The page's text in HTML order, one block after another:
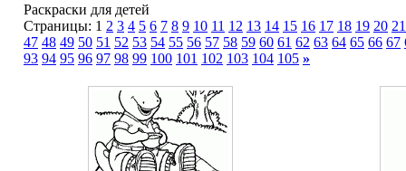
Раскраски для детей
Страницы: 1 2 3 4 5 6 7 8 9 10 11 12 13 14 15 16 17 18 19 20 21
47 48 49 50 51 52 53 54 55 56 57 58 59 60 61 62 63 64 65 66 67
93 94 95 96 97 98 99 100 101 102 103 104 105 »